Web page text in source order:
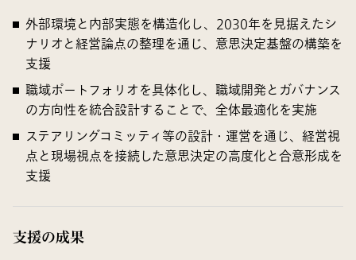
外部環境と内部実態を構造化し、2030年を見据えたシ
ナリオと経営論点の整理を通じ、意思決定基盤の構築を
支援
職域ポートフォリオを具体化し、職域開発とガバナンス
の方向性を統合設計することで、全体最適化を実施
ステアリングコミッティ等の設計・運営を通じ、経営視
点と現場視点を接続した意思決定の高度化と合意形成を
支援
支援の成果